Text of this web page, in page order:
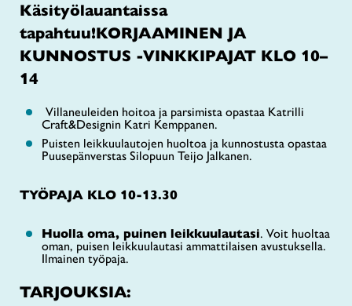
Käsityölauantaissa
tapahtuu!KORJAAMINEN JA
KUNNOSTUS -VINKKIPAJAT KLO 10–
14
Villaneuleiden hoitoa ja parsimista opastaa Katrilli
Craft&Designin Katri Kemppanen.
Puisten leikkuulautojen huoltoa ja kunnostusta opastaa
Puusepänverstas Silopuun Teijo Jalkanen.
TYÖPAJA KLO 10-13.30
Huolla oma, puinen leikkuulautasi. Voit huoltaa
oman, puisen leikkuulautasi ammattilaisen avustuksella.
Ilmainen työpaja.
TARJOUKSIA: